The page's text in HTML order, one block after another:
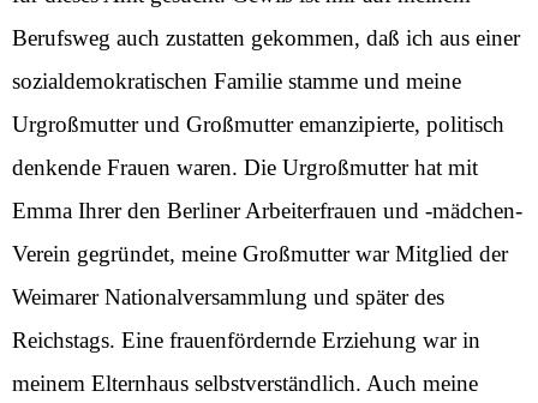
Berufsweg auch zustatten gekommen, daß ich aus einer
sozialdemokratischen Familie stamme und meine
Urgroßmutter und Großmutter emanzipierte, politisch
denkende Frauen waren. Die Urgroßmutter hat mit
Emma Ihrer den Berliner Arbeiterfrauen und -mädchen-
Verein gegründet, meine Großmutter war Mitglied der
Weimarer Nationalversammlung und später des
Reichstags. Eine frauenfördernde Erziehung war in
meinem Elternhaus selbstverständlich. Auch meine